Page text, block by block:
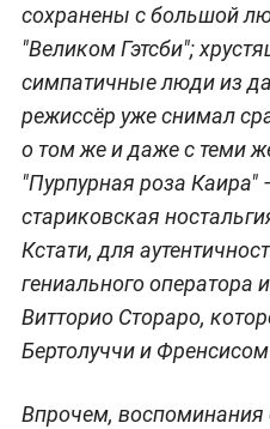
сохранены с большой
"Великом Гэтсби";
симпатичные люди из
режиссёр уже снимал
о том же и даже с теми
"Пурпурная роза Каира"
стариковская
Кстати, для
гениального оператора
Витторио Стораро,
Бертолуччи и
Впрочем, воспоминания